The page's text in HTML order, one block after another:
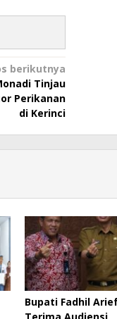
berikutnya
Tinjau
Perikanan
di Kerinci
Bupati Fadhil